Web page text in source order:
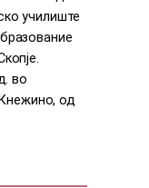
училиште
во
од